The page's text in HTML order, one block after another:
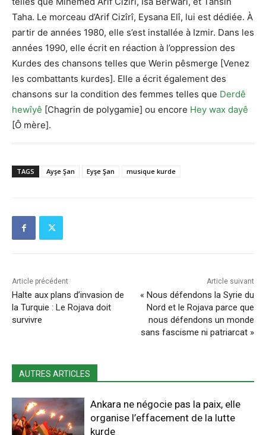
Taha. Le morceau d’Arif Cizîrî, Eysana Elî, lui est dédiée. À
partir de années 1980, elle s’est installée à Izmir. Dans les
années 1990, elle écrit en réaction à l’oppression des
Kurdes des chansons telles que Werin pêsmerge [Venez
les combattants kurdes]. Elle a écrit également des
chansons sur la condition des femmes telles que Derdê
hewîyê [Chagrin de polygamie] ou encore Hey wax dayê
[Ô mère].
TAGS Ayşe Şan Eyşe Şan musique kurde
Article précédent
Halte aux plans d’invasion de
la Turquie : Le Rojava doit
survivre
Article suivant
« Nous défendons la Syrie du
Nord et le Rojava parce que
nous défendons un monde
sans fascisme ni patriarcat »
AUTRES ARTICLES
Ankara ne négocie pas la paix, elle
organise l’effacement de la lutte
kurde